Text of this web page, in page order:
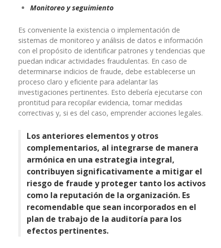
Monitoreo y seguimiento
Es conveniente la existencia o implementación de
sistemas de monitoreo y análisis de datos e información
con el propósito de identificar patrones y tendencias que
puedan indicar actividades fraudulentas. En caso de
determinarse indicios de fraude, debe establecerse un
proceso claro y eficiente para adelantar las
investigaciones pertinentes. Esto debería ejecutarse con
prontitud para recopilar evidencia, tomar medidas
correctivas y, si es del caso, emprender acciones legales.
Los anteriores elementos y otros
complementarios, al integrarse de manera
armónica en una estrategia integral,
contribuyen significativamente a mitigar el
riesgo de fraude y proteger tanto los activos
como la reputación de la organización. Es
recomendable que sean incorporados en el
plan de trabajo de la auditoría para los
efectos pertinentes.